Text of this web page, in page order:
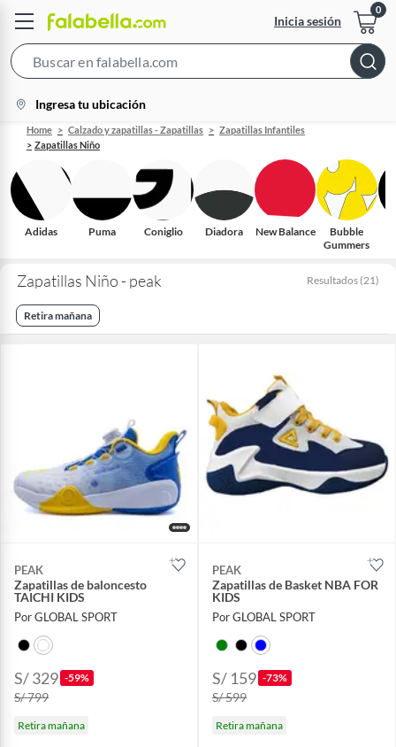
Inicia sesión
Bar
location-
icon
Ingresa tu ubicación
Home Calzado y zapatillas - Zapatillas
Zapatillas Infantiles
Zapatillas Niño
Adidas Puma Coniglio Diadora New Balance
Bubble
Gummers
Zapatillas Niño - peak Resultados (21)
Retira mañana
PEAK
Zapatillas de baloncesto
TAICHI KIDS
Por GLOBAL SPORT
S/ 329 -59%
S/ 799
Retira mañana
PEAK
Zapatillas de Basket NBA FOR
KIDS
Por GLOBAL SPORT
S/ 159 -73%
S/ 599
Retira mañana